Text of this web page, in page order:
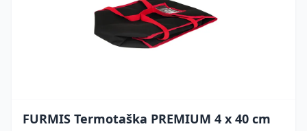
FURMIS Termotaška PREMIUM 4 x 40 cm